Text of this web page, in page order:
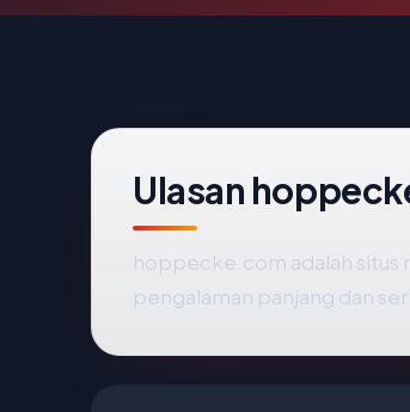
Ulasan
hoppecke.com adalah situs
pengalaman panjang dan